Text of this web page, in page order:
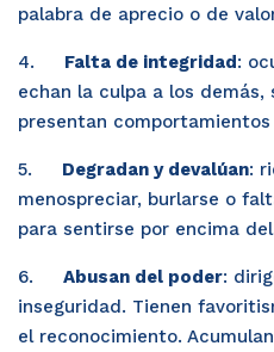
palabra de aprecio o de
4. Falta de integridad :
echan la culpa a los
presentan
5. Degradan y devalúan:
menospreciar, burlarse o
para sentirse por encima
6. Abusan del poder:
inseguridad. Tienen
el reconocimiento.